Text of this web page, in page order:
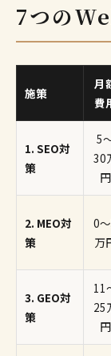
7つの
施策
月
費
1. SEO対
策
5
30
円
2. MEO対
策
0
万
3. GEO対
策
11
25
円